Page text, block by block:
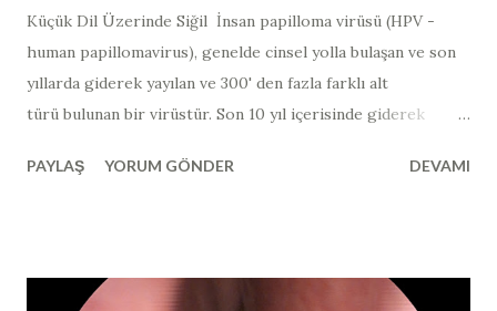
Küçük Dil Üzerinde Siğil İnsan papilloma virüsü (HPV -
human papillomavirus​), genelde cinsel yolla bulaşan ve son
yıllarda giderek yayılan ve 300' den fazla farklı alt
türü bulunan bir virüstür. Son 10 yıl içerisinde giderek
grupları "siğil" ya da "papillom" olarak adlandırılan
"olası yüksek riskli" ve "düşük riskli" olarak üç alt gruba
PAYLAŞ YORUM GÖNDER DEVAMI